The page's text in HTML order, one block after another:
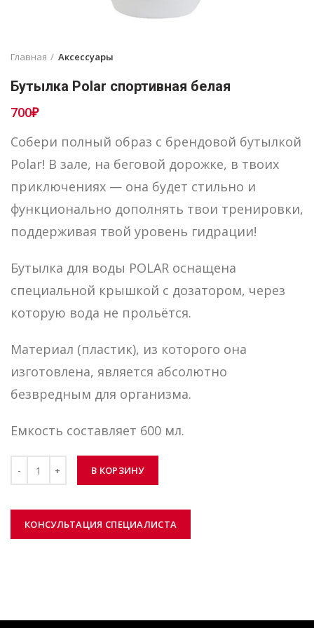
Главная Аксессуары
Бутылка Polar спортивная белая
700₽
Собери полный образ с брендовой бутылкой
Polar! В зале, на беговой дорожке, в твоих
приключениях — она будет стильно и
функционально дополнять твои тренировки,
поддерживая твой уровень гидрации!
Бутылка для воды POLAR оснащена
специальной крышкой с дозатором, через
которую вода не прольётся.
Материал (пластик), из которого она
изготовлена, является абсолютно
безвредным для организма.
Емкость составляет 600 мл.
В КОРЗИНУ
КОНСУЛЬТАЦИЯ СПЕЦИАЛИСТА